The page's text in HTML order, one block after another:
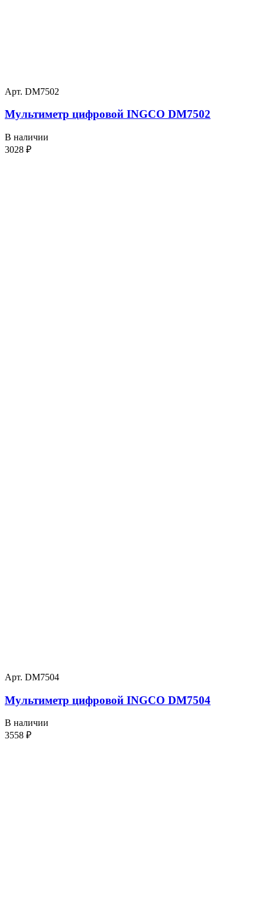
Арт. DM7502
Мультиметр цифровой INGCO DM7502
В наличии
3028 ₽
Арт. DM7504
Мультиметр цифровой INGCO DM7504
В наличии
3558 ₽